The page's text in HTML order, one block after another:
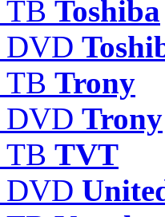
ТВ Toshiba
DVD
ТВ Trony
DVD Trony
ТВ TVT
DVD